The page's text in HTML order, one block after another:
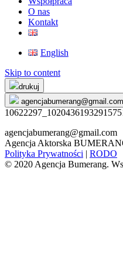
O nas
Kontakt
English
Skip to content
drukuj
agencjabumerang@gmail.com
agencjabumerang@gmail.com
Agencja Aktorska
Polityka Prywatności | RODO
© 2020 Agencja Bumerang.